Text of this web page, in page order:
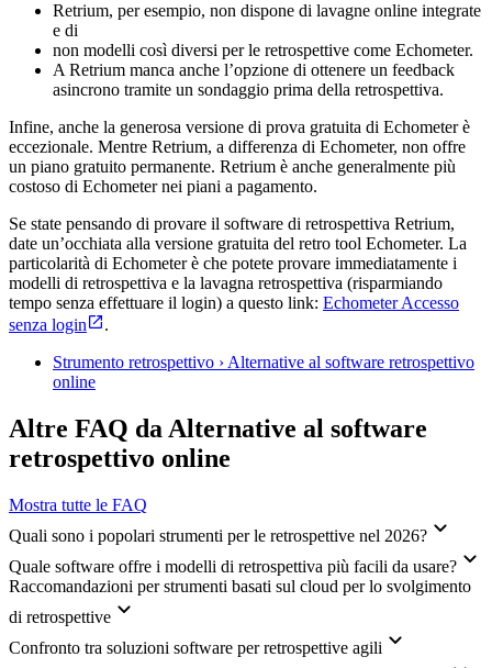
Retrium, per esempio, non dispone di lavagne online integrate
e di
non modelli così diversi per le retrospettive come Echometer.
A Retrium manca anche l’opzione di ottenere un feedback
asincrono tramite un sondaggio prima della retrospettiva.
Infine, anche la generosa versione di prova gratuita di Echometer è
eccezionale. Mentre Retrium, a differenza di Echometer, non offre
un piano gratuito permanente. Retrium è anche generalmente più
costoso di Echometer nei piani a pagamento.
Se state pensando di provare il software di retrospettiva Retrium,
date un’occhiata alla versione gratuita del retro tool Echometer. La
particolarità di Echometer è che potete provare immediatamente i
modelli di retrospettiva e la lavagna retrospettiva (risparmiando
tempo senza effettuare il login) a questo link: Echometer Accesso
senza login
.
Strumento retrospettivo › Alternative al software retrospettivo
online
Altre FAQ da Alternative al software
retrospettivo online
Mostra tutte le FAQ
Quali sono i popolari strumenti per le retrospettive nel 2026?
Quale software offre i modelli di retrospettiva più facili da usare?
Raccomandazioni per strumenti basati sul cloud per lo svolgimento
di retrospettive
Confronto tra soluzioni software per retrospettive agili